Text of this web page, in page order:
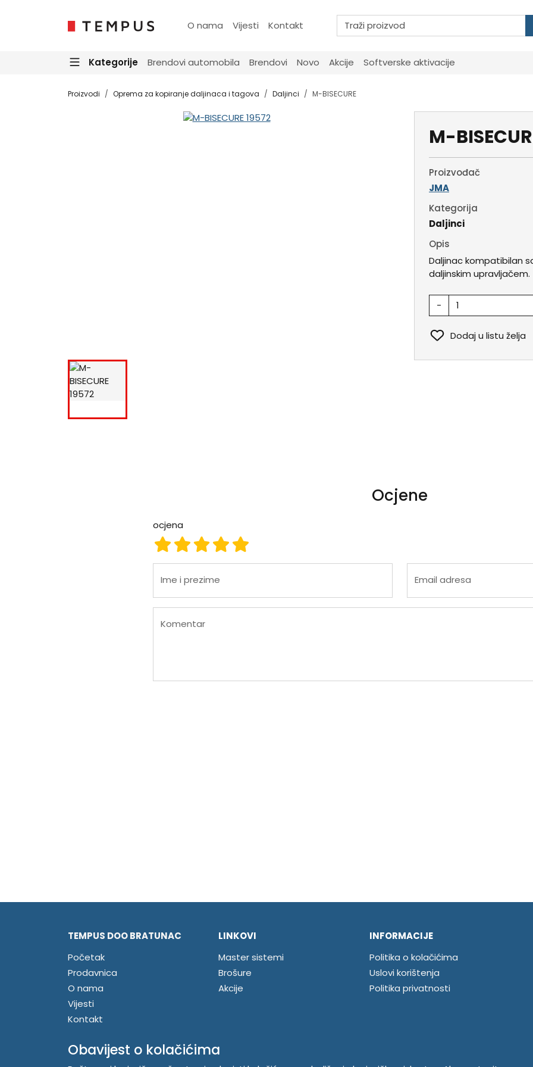
O nama Vijesti Kontakt
Kategorije Brendovi automobila Brendovi Novo Akcije Softverske aktivacije
Proizvodi Oprema za kopiranje daljinaca i tagova Daljinci M-BISECURE
M-
Proizvođač
JMA
Kategorija
Daljinci
Opis
Daljinac kompatibilan
daljinskim upravljačem.
-
Dodaj u listu želja
Ocjene
ocjena
ocjena 5
ocjena 4
ocjena 3
ocjena 2
ocjena 1
Ime i prezime Email adresa
Komentar
TEMPUS DOO BRATUNAC
Početak
Prodavnica
O nama
Vijesti
Kontakt
Prijavite se
LINKOVI
Master sistemi
Brošure
Akcije
INFORMACIJE
Politika o kolačićima
Uslovi korištenja
Politika privatnosti
Obavijest o kolačićima